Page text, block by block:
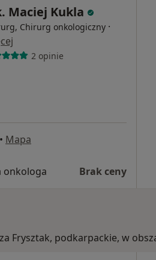
Maciej Kukla
Chirurg onkologiczny ·
2 opinie
• Mapa
onkologa Brak ceny
Frysztak, podkarpackie, w